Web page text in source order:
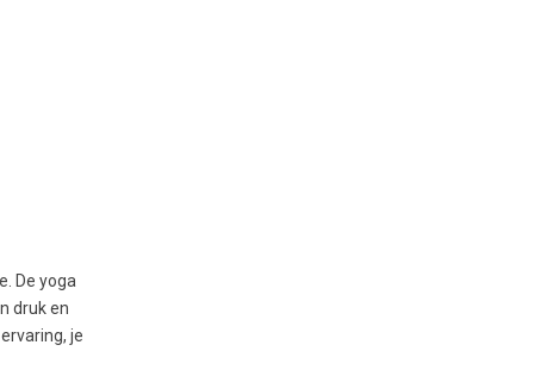
De yoga
druk en
je